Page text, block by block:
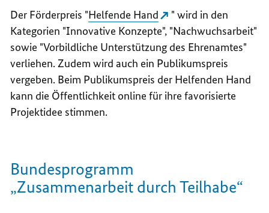
Der Förderpreis "Helfende Hand
" wird in den
Kategorien "Innovative Konzepte", "Nachwuchsarbeit"
sowie "Vorbildliche Unterstützung des Ehrenamtes"
verliehen. Zudem wird auch ein Publikumspreis
vergeben. Beim Publikumspreis der Helfenden Hand
kann die Öffentlichkeit online für ihre favorisierte
Projektidee stimmen.
Bundesprogramm
„Zusammenarbeit durch Teilhabe“